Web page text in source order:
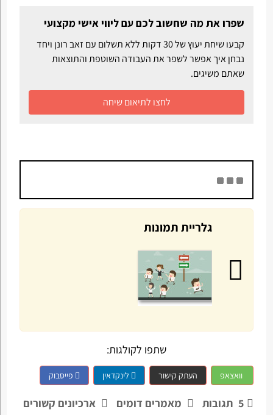
שפרו את מה שחשוב לכם עם ליווי אישי מקצועי
קבעו שיחת יעוץ של 30 דקות ללא תשלום עם זאב רונן ויחד
נבחן איך אפשר לשפר את העבודה השוטפת והתוצאות
שאתם משיגים.
לחצו לתיאום שיחה
גלריית תמונות
שתפו לקולגות:
וואצאפ העתק קישור לינקדאין פייסבוק
5 תגובות מאמרים דומים ארכיונים קשורים